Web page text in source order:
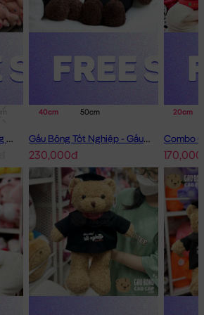
1m
Mèo Bông Hoàng Thượng Cosplay Thỏ Hồng
40cm 50cm
Gấu Bông Tốt Nghiệp - Gấu Teddy tốt nghiệp lông xù màu Nâu
230,000đ
20cm